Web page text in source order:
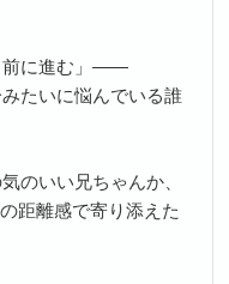
前に進む」――
たいに悩んでいる誰
のいい兄ちゃんか、
距離感で寄り添えた